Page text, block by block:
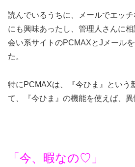
読んでいるうちに、メールでエッ
にも興味あったし、管理人さんに
会い系サイトのPCMAXとJメール
た。
特にPCMAXは、『今ひま』という
て、『今ひま』の機能を使えば、
「今、暇なの♡」